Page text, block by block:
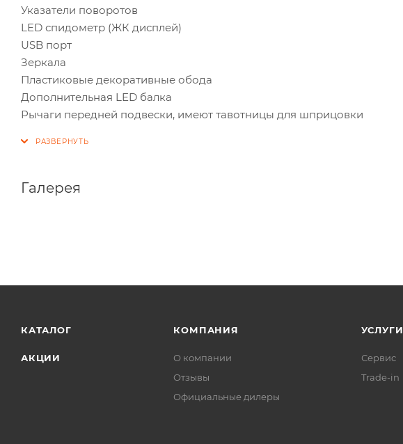
Указатели поворотов
LED спидометр (ЖК дисплей)
USB порт
Зеркала
Пластиковые декоративные обода
Дополнительная LED балка
Рычаги передней подвески, имеют тавотницы для шприцовки
Галерея
КАТАЛОГ
АКЦИИ
КОМПАНИЯ
О компании
Отзывы
Официальные дилеры
УСЛУГИ
Сервис
Trade-in